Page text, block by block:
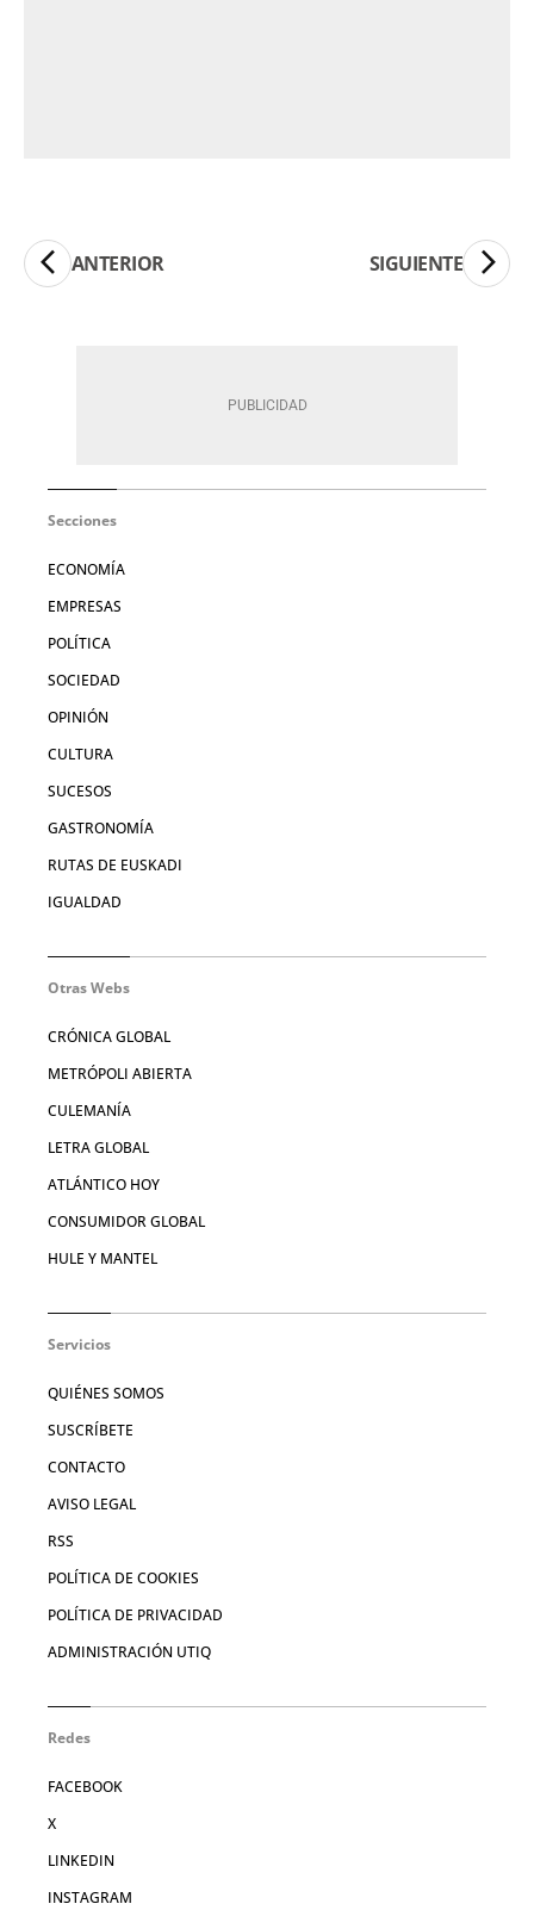
ANTERIOR SIGUIENTE
Secciones
ECONOMÍA
EMPRESAS
POLÍTICA
SOCIEDAD
OPINIÓN
CULTURA
SUCESOS
GASTRONOMÍA
RUTAS DE EUSKADI
IGUALDAD
Otras Webs
CRÓNICA GLOBAL
METRÓPOLI ABIERTA
CULEMANÍA
LETRA GLOBAL
ATLÁNTICO HOY
CONSUMIDOR GLOBAL
HULE Y MANTEL
Servicios
QUIÉNES SOMOS
SUSCRÍBETE
CONTACTO
AVISO LEGAL
RSS
POLÍTICA DE COOKIES
POLÍTICA DE PRIVACIDAD
ADMINISTRACIÓN UTIQ
Redes
FACEBOOK
X
LINKEDIN
INSTAGRAM